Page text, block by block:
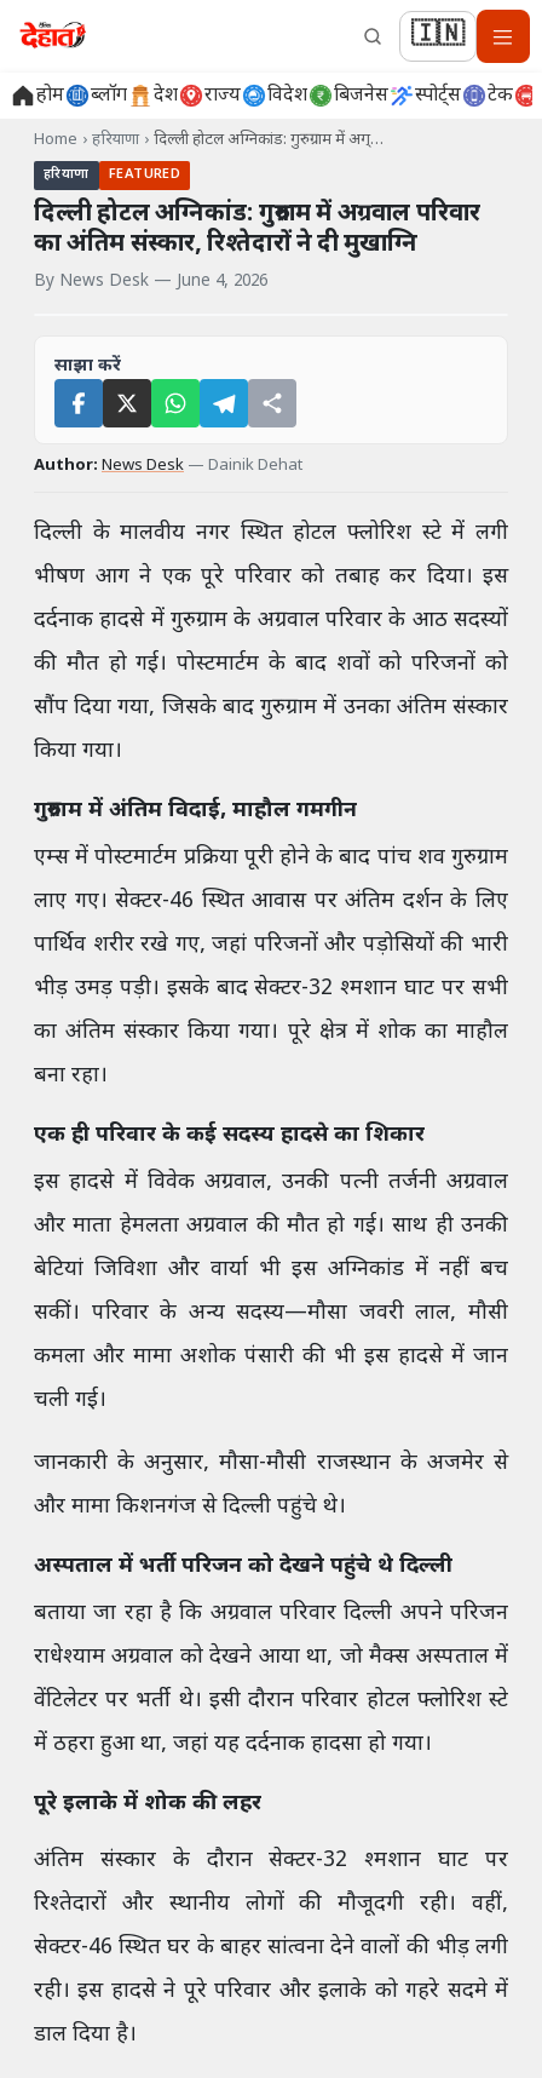
🇮🇳
होम ब्लॉग देश राज्य विदेश बिजनेस स्पोर्ट्स टेक
Home › हरियाणा › दिल्ली होटल अग्निकांड: गुरुग्राम में अग्…
हरियाणा FEATURED
दिल्ली होटल अग्निकांड: गुरुग्राम में अग्रवाल परिवार
का अंतिम संस्कार, रिश्तेदारों ने दी मुखाग्नि
By News Desk — June 4, 2026
साझा करें
Author: News Desk — Dainik Dehat
दिल्ली के मालवीय नगर स्थित होटल फ्लोरिश स्टे में लगी
भीषण आग ने एक पूरे परिवार को तबाह कर दिया। इस
दर्दनाक हादसे में गुरुग्राम के अग्रवाल परिवार के आठ सदस्यों
की मौत हो गई। पोस्टमार्टम के बाद शवों को परिजनों को
सौंप दिया गया, जिसके बाद गुरुग्राम में उनका अंतिम संस्कार
किया गया।
गुरुग्राम में अंतिम विदाई, माहौल गमगीन
एम्स में पोस्टमार्टम प्रक्रिया पूरी होने के बाद पांच शव गुरुग्राम
लाए गए। सेक्टर-46 स्थित आवास पर अंतिम दर्शन के लिए
पार्थिव शरीर रखे गए, जहां परिजनों और पड़ोसियों की भारी
भीड़ उमड़ पड़ी। इसके बाद सेक्टर-32 श्मशान घाट पर सभी
का अंतिम संस्कार किया गया। पूरे क्षेत्र में शोक का माहौल
बना रहा।
एक ही परिवार के कई सदस्य हादसे का शिकार
इस हादसे में विवेक अग्रवाल, उनकी पत्नी तर्जनी अग्रवाल
और माता हेमलता अग्रवाल की मौत हो गई। साथ ही उनकी
बेटियां जिविशा और वार्या भी इस अग्निकांड में नहीं बच
सकीं। परिवार के अन्य सदस्य—मौसा जवरी लाल, मौसी
कमला और मामा अशोक पंसारी की भी इस हादसे में जान
चली गई।
जानकारी के अनुसार, मौसा-मौसी राजस्थान के अजमेर से
और मामा किशनगंज से दिल्ली पहुंचे थे।
अस्पताल में भर्ती परिजन को देखने पहुंचे थे दिल्ली
बताया जा रहा है कि अग्रवाल परिवार दिल्ली अपने परिजन
राधेश्याम अग्रवाल को देखने आया था, जो मैक्स अस्पताल में
वेंटिलेटर पर भर्ती थे। इसी दौरान परिवार होटल फ्लोरिश स्टे
में ठहरा हुआ था, जहां यह दर्दनाक हादसा हो गया।
पूरे इलाके में शोक की लहर
अंतिम संस्कार के दौरान सेक्टर-32 श्मशान घाट पर
रिश्तेदारों और स्थानीय लोगों की मौजूदगी रही। वहीं,
सेक्टर-46 स्थित घर के बाहर सांत्वना देने वालों की भीड़ लगी
रही। इस हादसे ने पूरे परिवार और इलाके को गहरे सदमे में
डाल दिया है।